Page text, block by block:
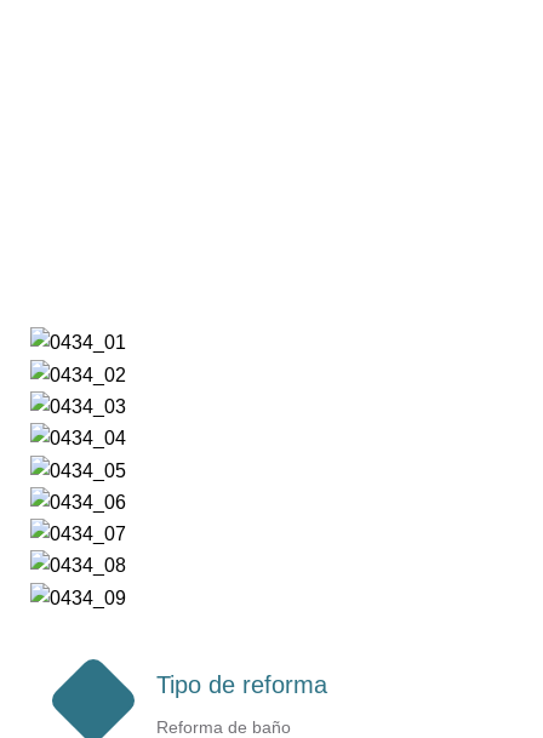
Tipo de reforma
Reforma de baño